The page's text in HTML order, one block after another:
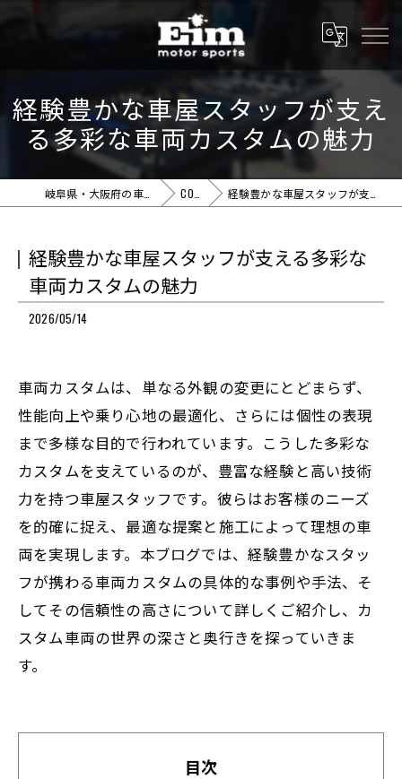
経験豊かな車屋スタッフが支え
る多彩な車両カスタムの魅力
岐阜県・大阪府の車屋ならEim motor sports COLUMN 経験豊かな車屋スタッフが支える多彩な車両カスタムの魅力
経験豊かな車屋スタッフが支える多彩な
車両カスタムの魅力
2026/05/14
車両カスタムは、単なる外観の変更にとどまらず、
性能向上や乗り心地の最適化、さらには個性の表現
まで多様な目的で行われています。こうした多彩な
カスタムを支えているのが、豊富な経験と高い技術
力を持つ車屋スタッフです。彼らはお客様のニーズ
を的確に捉え、最適な提案と施工によって理想の車
両を実現します。本ブログでは、経験豊かなスタッ
フが携わる車両カスタムの具体的な事例や手法、そ
してその信頼性の高さについて詳しくご紹介し、カ
スタム車両の世界の深さと奥行きを探っていきま
す。
目次